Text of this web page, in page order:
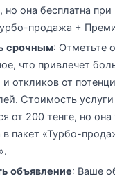
но она бесплатна при
продажа +
срочным: Отметьте
что привлечет
откликов от
Стоимость услуги
от 200 тенге, но
в пакет «Турбо-
объявление: Ваше